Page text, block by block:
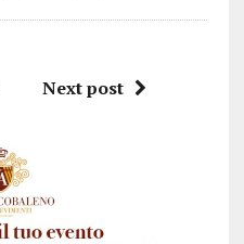
Next post